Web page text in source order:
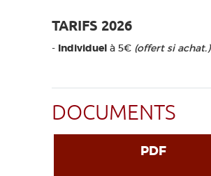
TARIFS 2026
- Individuel à 5€ (offert si achat.)
DOCUMENTS
PDF